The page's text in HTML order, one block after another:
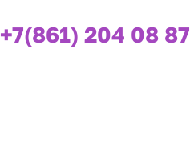
+7(861) 204 08 87